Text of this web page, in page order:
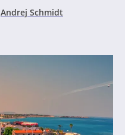
Andrej Schmidt